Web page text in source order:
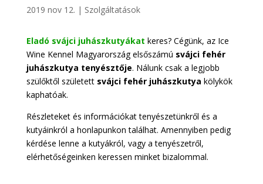
2019 nov 12. | Szolgáltatások
Eladó svájci juhászkutyákat keres? Cégünk, az Ice
Wine Kennel Magyarország elsőszámú svájci fehér
juhászkutya tenyésztője. Nálunk csak a legjobb
szülőktől született svájci fehér juhászkutya kölykök
kaphatóak.
Részleteket és információkat tenyészetünkről és a
kutyáinkról a honlapunkon találhat. Amennyiben pedig
kérdése lenne a kutyákról, vagy a tenyészetről,
elérhetőségeinken keressen minket bizalommal.